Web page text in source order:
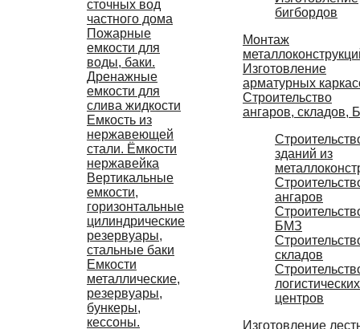
сточных вод
частного дома
Пожарные
емкости для
воды, баки.
Дренажные
емкости для
слива жидкости
Емкость из
нержавеющей
стали. Ёмкости
нержавейка
Вертикальные
емкости,
горизонтальные
цилиндрические
резервуары,
стальные баки
Емкости
металлические,
резервуары,
бункеры,
кессоны.
бигбордов
Монтаж
Изготовление
арматурных
Строительство
ангаров, складов,
зданий из
ангаров
БМЗ
складов
логистических
центров
Изготовление